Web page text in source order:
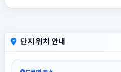
단지 위치 안내